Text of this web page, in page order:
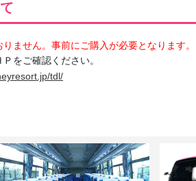
ません。事前にご購入が必要となります。
をご確認ください。
tdl/